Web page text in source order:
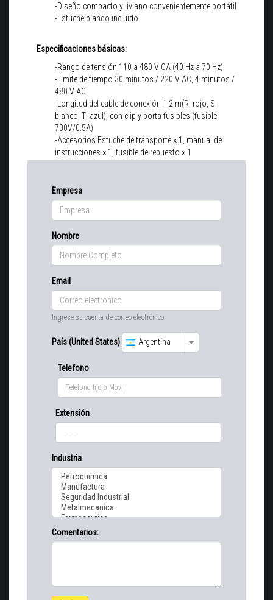
-Diseño compacto y liviano convenientemente portátil
-Estuche blando incluido
Especificaciones básicas:
-Rango de tensión 110 a 480 V CA (40 Hz a 70 Hz)
-Límite de tiempo 30 minutos / 220 V AC, 4 minutos /
480 V AC
-Longitud del cable de conexión 1.2 m(R: rojo, S:
blanco, T: azul), con clip y porta fusibles (fusible
700V/0.5A)
-Accesorios Estuche de transporte × 1, manual de
instrucciones × 1, fusible de repuesto × 1
Empresa
Nombre
Email
Ingrese su cuenta de correo electrónico.
País (United States) Argentina
Telefono
Extensión
Industria
Comentarios: